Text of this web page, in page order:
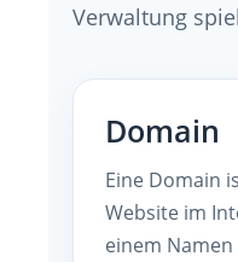
Verwaltung
Domain
Eine Domain
Website im
einem